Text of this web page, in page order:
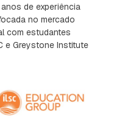
de experiência
no mercado
com estudantes
e Greystone Institute